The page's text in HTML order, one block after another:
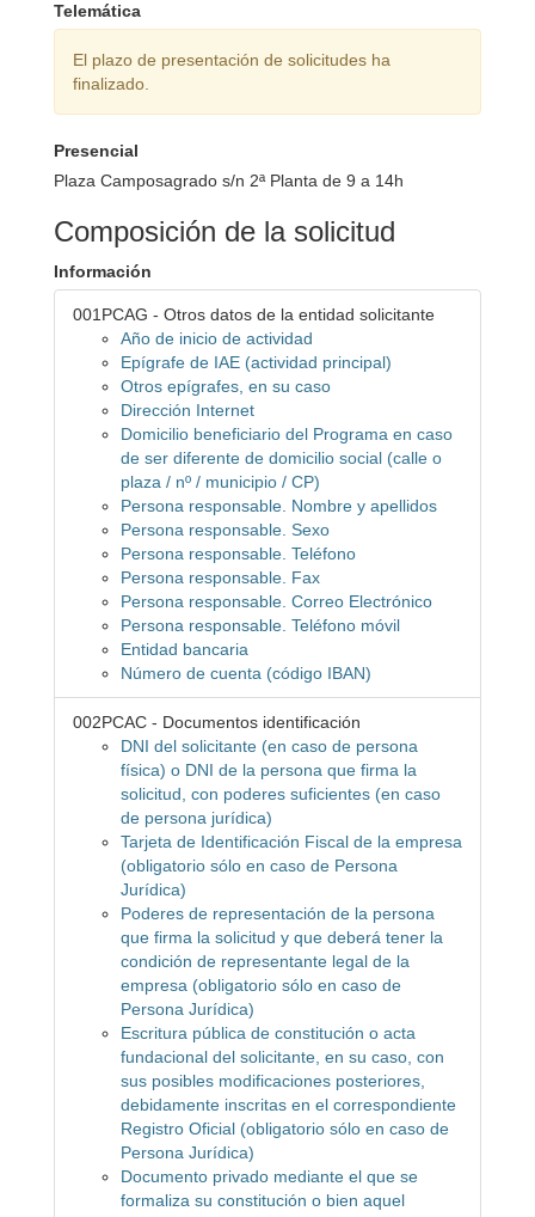
Telemática
El plazo de presentación de solicitudes ha
finalizado.
Presencial
Plaza Camposagrado s/n 2ª Planta de 9 a 14h
Composición de la solicitud
Información
001PCAG - Otros datos de la entidad solicitante
Año de inicio de actividad
Epígrafe de IAE (actividad principal)
Otros epígrafes, en su caso
Dirección Internet
Domicilio beneficiario del Programa en caso
de ser diferente de domicilio social (calle o
plaza / nº / municipio / CP)
Persona responsable. Nombre y apellidos
Persona responsable. Sexo
Persona responsable. Teléfono
Persona responsable. Fax
Persona responsable. Correo Electrónico
Persona responsable. Teléfono móvil
Entidad bancaria
Número de cuenta (código IBAN)
002PCAC - Documentos identificación
DNI del solicitante (en caso de persona
física) o DNI de la persona que firma la
solicitud, con poderes suficientes (en caso
de persona jurídica)
Tarjeta de Identificación Fiscal de la empresa
(obligatorio sólo en caso de Persona
Jurídica)
Poderes de representación de la persona
que firma la solicitud y que deberá tener la
condición de representante legal de la
empresa (obligatorio sólo en caso de
Persona Jurídica)
Escritura pública de constitución o acta
fundacional del solicitante, en su caso, con
sus posibles modificaciones posteriores,
debidamente inscritas en el correspondiente
Registro Oficial (obligatorio sólo en caso de
Persona Jurídica)
Documento privado mediante el que se
formaliza su constitución o bien aquel